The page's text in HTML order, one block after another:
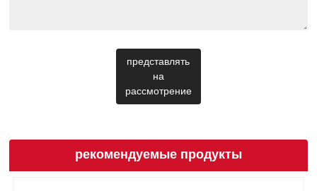
представлять
на
рассмотрение
рекомендуемые продукты